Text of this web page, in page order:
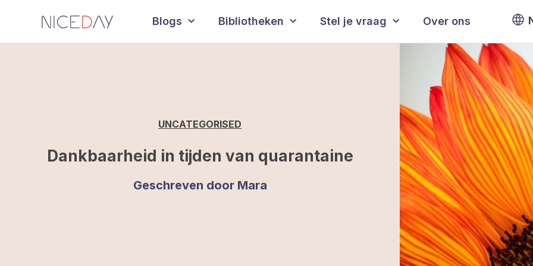
Blogs Bibliotheken Stel je vraag Over ons
UNCATEGORISED
Dankbaarheid in tijden van quarantaine
Geschreven doorMara